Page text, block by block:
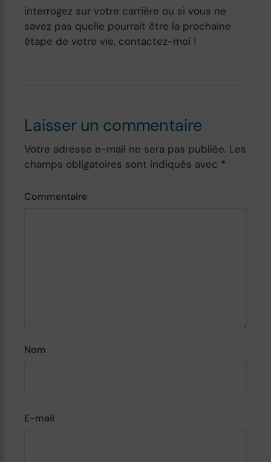
interrogez sur votre carrière ou si vous ne
savez pas quelle pourrait être la prochaine
étape de votre vie, contactez-moi !
Laisser un commentaire
Votre adresse e-mail ne sera pas publiée. Les
champs obligatoires sont indiqués avec *
Commentaire
Nom
E-mail